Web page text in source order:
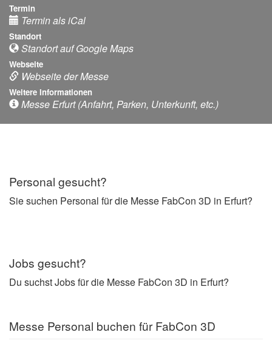
Termin
Termin als iCal
Standort
Standort auf Google Maps
Webseite
Webseite der Messe
Weitere Informationen
Messe Erfurt (Anfahrt, Parken, Unterkunft, etc.)
Personal gesucht?
Sie suchen Personal für die Messe FabCon 3D in Erfurt?
Jobs gesucht?
Du suchst Jobs für die Messe FabCon 3D in Erfurt?
Messe Personal buchen für FabCon 3D